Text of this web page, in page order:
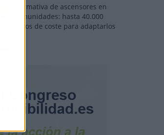
Normativa de ascensores en
comunidades: hasta 40.000
euros de coste para adaptarlos